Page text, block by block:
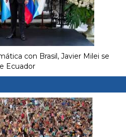
con Brasil, Javier Milei se
Ecuador